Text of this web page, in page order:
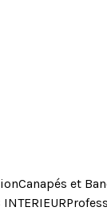
Canapés et